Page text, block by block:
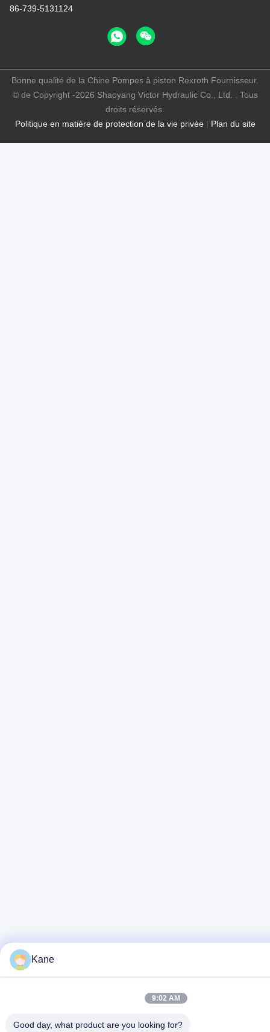
86-739-5131124
Politique en matière de protection de la vie privée| Plan du site
Bonne qualité de la Chine Pompes à piston Rexroth Fournisseur.
© de Copyright -2026 Shaoyang Victor Hydraulic Co., Ltd. . Tous
droits réservés.
Kane
9:02 AM
Good day, what product are you looking for?